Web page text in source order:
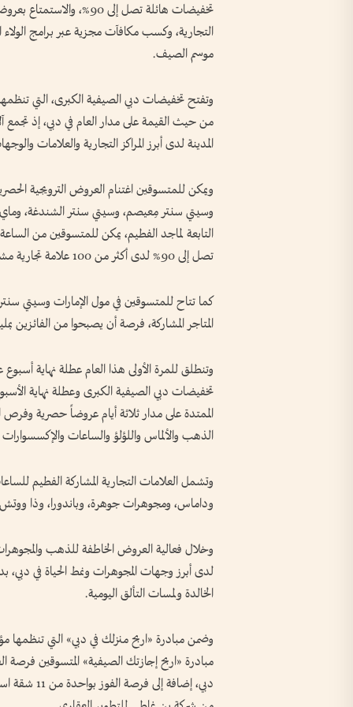
تخفيضات هائلة تصل إلى
التجارية، وكسب مكافآت مجزية عبر برامج الولاء
موسم الصيف.
وتفتح تخفيضات دبي الصيفية الكبرى، التي
من حيث القيمة على مدار العام في دبي، إذ تجمع
المدينة لدى أبرز المراكز التجارية والعلامات
ويمكن للمتسوقين اغتنام العروض الترويجية
وسيتي سنتر مِعيصم، وسيتي سنتر الشندغة،
التابعة لماجد الفطيم، يمكن للمتسوقين من
تصل إلى 90% لدى أكثر من 100 علامة تجارية مشاركة.
المتاجر المشاركة، فرصة أن يصبحوا من الفائزين بمليونير شير ضمن 12
تخفيضات دبي الصيفية الكبرى وعطلة نهاية
الممتدة على مدار ثلاثة أيام عروضاً حصرية
الذهب والألماس واللؤلؤ والساعات والإكسسوارات
وتشمل العلامات التجارية المشاركة الفطيم
وداماس، ومجوهرات جوهرة، وباندورا، وذا ووتش
وخلال فعالية العروض الخاطفة للذهب
لدى أبرز وجهات المجوهرات ونمط الحياة في دبي،
الخالدة ولمسات التألق اليومية.
وضمن مبادرة «اربح منزلك في دبي» التي تنظمها
مبادرة «اربح إجازتك الصيفية» المتسوقين فرصة
دبي،